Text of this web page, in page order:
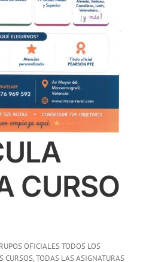
CURSO
OFICIALES TODOS LOS
CURSOS, TODAS LAS ASIGNATURAS